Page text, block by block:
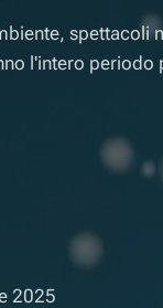
spettacoli
l'intero periodo
2025